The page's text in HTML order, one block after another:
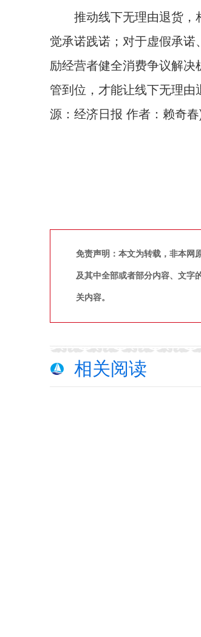
推动线下无理由退货，相
觉承诺践诺；对于虚假承
励经营者健全消费争议解
管到位，才能让线下无理
源：经济日报 作者：赖奇春
免责声明：本文为转载，非本网
及其中全部或者部分内容、文字
关内容。
相关阅读